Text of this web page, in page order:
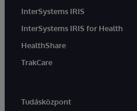
InterSystems IRIS
InterSystems IRIS for Health
HealthShare
TrakCare
Tudásközpont